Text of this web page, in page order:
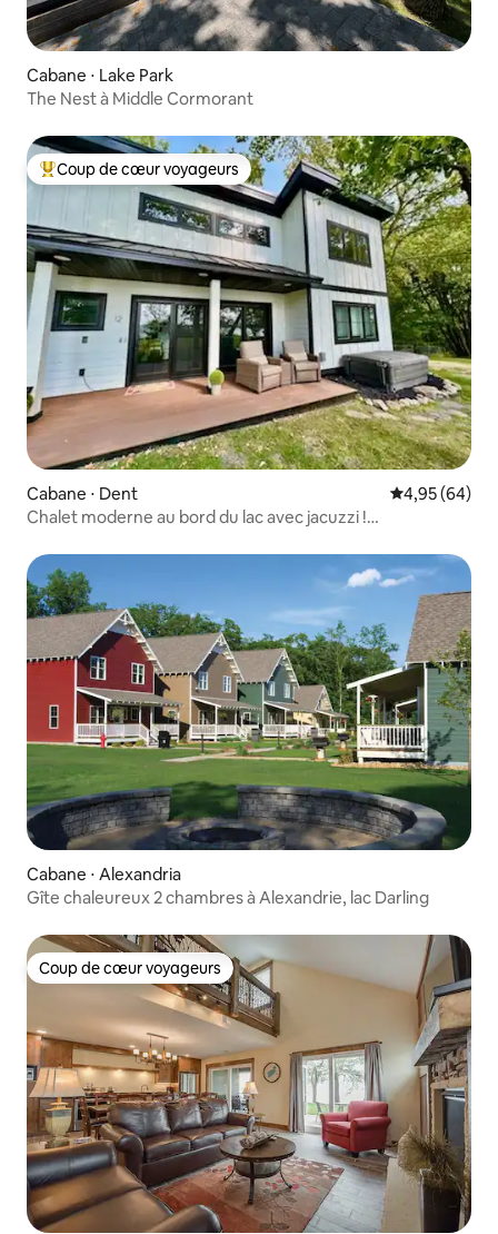
Cabane ⋅ Lake Park
The Nest à Middle Cormorant
Coups de cœur voyageurs les plus appréciés
Coup de cœur voyageurs
Cabane ⋅ Dent Évaluation
4,95 (64)
Chalet moderne au bord du lac avec jacuzzi !
Cabane ⋅ Alexandria
Gîte chaleureux 2 chambres à Alexandrie, lac Darling
Coup de cœur voyageurs
Coup de cœur voyageurs